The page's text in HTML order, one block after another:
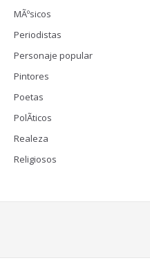
MÃºsicos
Periodistas
Personaje popular
Pintores
Poetas
PolÃ­ticos
Realeza
Religiosos